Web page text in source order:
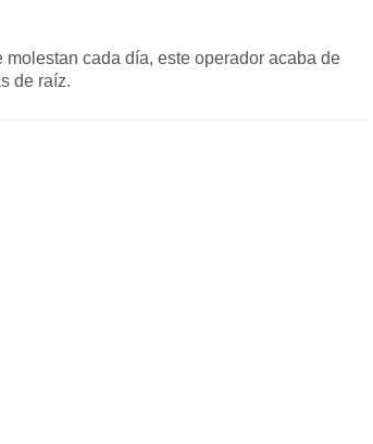
cada día, este operador acaba de
de raíz.